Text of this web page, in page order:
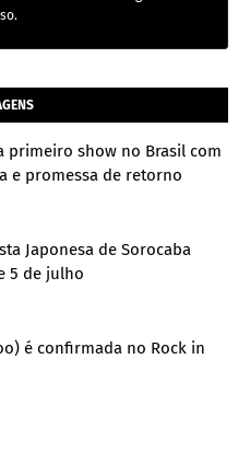
primeiro show no Brasil com
e promessa de retorno
Japonesa de Sorocaba
5 de julho
é confirmada no Rock in